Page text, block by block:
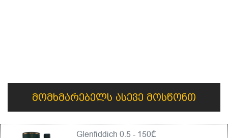
მომხმარებელს ასევე მოსწონთ
Glenfiddich 0.5 - 150₾